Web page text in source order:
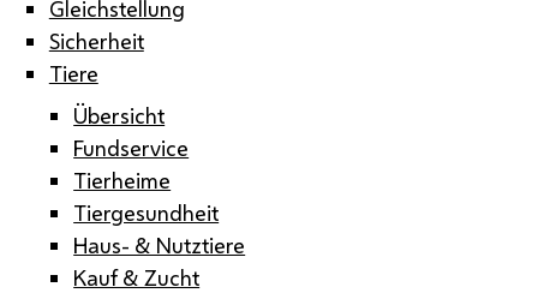
Gleichstellung
Sicherheit
Tiere
Übersicht
Fundservice
Tierheime
Tiergesundheit
Haus- & Nutztiere
Kauf & Zucht